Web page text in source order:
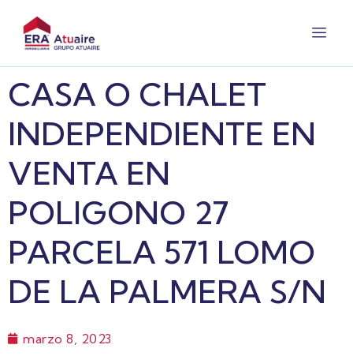
CASA O CHALET
INDEPENDIENTE EN
VENTA EN
POLIGONO 27
PARCELA 571 LOMO
DE LA PALMERA S/N
marzo 8, 2023